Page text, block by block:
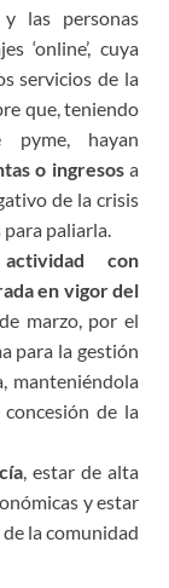
las personas
‘online’, cuya
servicios de la
que, teniendo
hayan
o ingresosa
de la crisis
paliarla.
actividad con
en vigor del
marzo, por el
para la gestión
manteniéndola
de la
, estar de alta
y estar
la comunidad